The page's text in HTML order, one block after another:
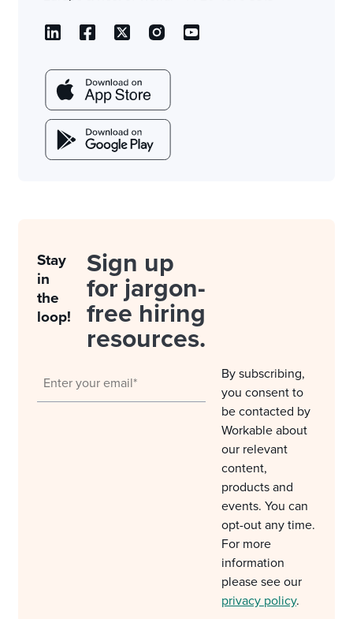
Stay
in
the
loop!
Sign up
for jargon-
free hiring
resources.
By subscribing,
you consent to
be contacted by
Workable about
our relevant
content,
products and
events. You can
opt-out any time.
For more
information
please see our
privacy policy.